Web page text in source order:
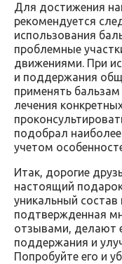
Для достижения
рекомендуется
использования
проблемные
движениями. При
и поддержания
применять бальзам
лечения
подобрал
учетом
Итак, дорогие
настоящий
уникальный
подтвержденная
отзывами, делают
поддержания и
Попробуйте его и